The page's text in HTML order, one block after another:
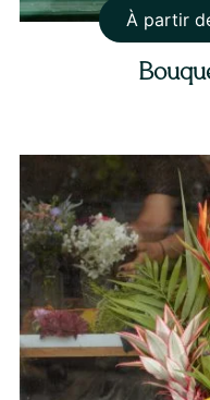
À partir